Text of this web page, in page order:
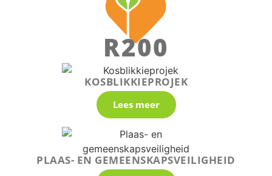
R200
KOSBLIKKIEPROJEK
Lees meer
PLAAS- EN GEMEENSKAPSVEILIGHEID